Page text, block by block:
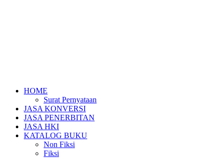
HOME
Surat Pernyataan
JASA KONVERSI
JASA PENERBITAN
JASA HKI
KATALOG BUKU
Non Fiksi
Fiksi